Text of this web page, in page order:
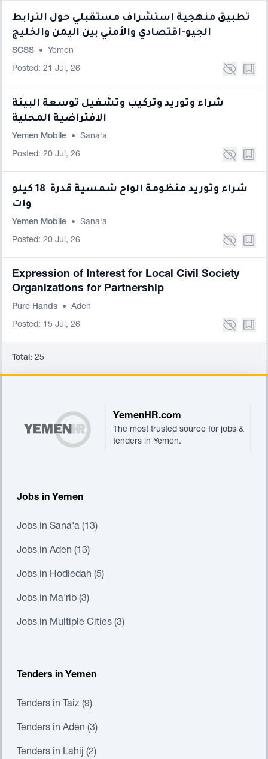
تطبيق منهجية استشراف مستقبلي حول الترابط
الجيو-اقتصادي والأمني بين اليمن والخليج
SCSS • Yemen
Posted: 21 Jul, 26
شراء وتوريد وتركيب وتشغيل توسعة البيئة
الافتراضية المحلية
Yemen Mobile • Sana'a
Posted: 20 Jul, 26
شراء وتوريد منظومة الواح شمسية قدرة 18 كيلو
وات
Yemen Mobile • Sana'a
Posted: 20 Jul, 26
Expression of Interest for Local Civil Society
Organizations for Partnership
Pure Hands • Aden
Posted: 15 Jul, 26
Total: 25
YemenHR.com
The most trusted source for jobs &
tenders in Yemen.
Jobs in Yemen
Jobs in Sana'a (13)
Jobs in Aden (13)
Jobs in Hodiedah (5)
Jobs in Ma'rib (3)
Jobs in Multiple Cities (3)
Tenders in Yemen
Tenders in Taiz (9)
Tenders in Aden (3)
Tenders in Lahij (2)